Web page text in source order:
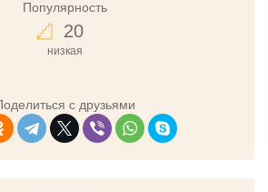
Популярность
20
низкая
с друзьями